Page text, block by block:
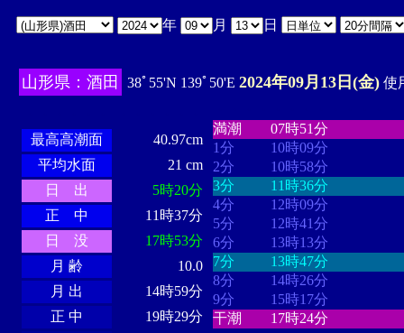
年 月 日
山形県：酒田 38ﾟ55'N 139ﾟ50'E 2024年09月13日(金) 使
最高高潮面
40.97cm
平均水面
21 cm
日 出
5時20分
正 中
11時37分
日 没
17時53分
月 齢
10.0
月 出
14時59分
正 中
19時29分
満潮
07時51分
1分
10時09分
2分
10時58分
3分
11時36分
4分
12時09分
5分
12時41分
6分
13時13分
7分
13時47分
8分
14時26分
9分
15時17分
干潮
17時24分